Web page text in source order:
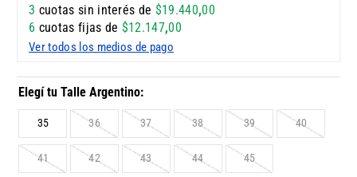
3 cuotas sin interés de $19.440,00
6 cuotas fijas de $12.147,00
Ver todos los medios de pago
35 36 37 38 39 40
41 42 43 44 45